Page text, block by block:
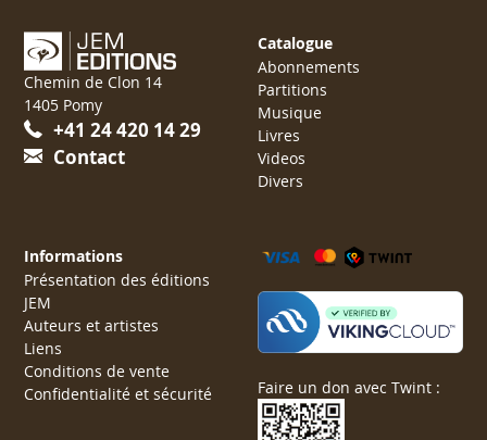
Chemin de Clon 14
1405 Pomy
+41 24 420 14 29
Contact
Catalogue
Abonnements
Partitions
Musique
Livres
Videos
Divers
Informations
Présentation des éditions
JEM
Auteurs et artistes
Liens
Conditions de vente
Confidentialité et sécurité
Faire un don avec Twint :